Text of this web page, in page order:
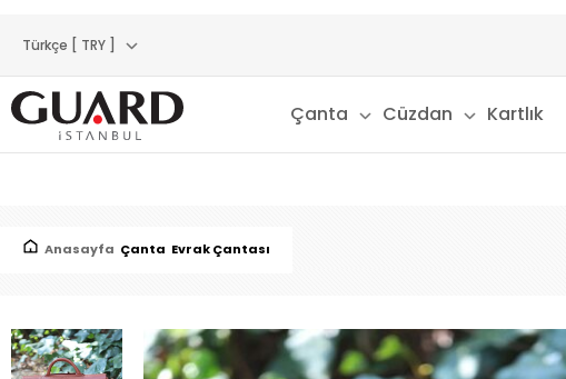
Türkçe [ TRY ]
Çanta Cüzdan Kartlık
Anasayfa Çanta Evrak Çantası